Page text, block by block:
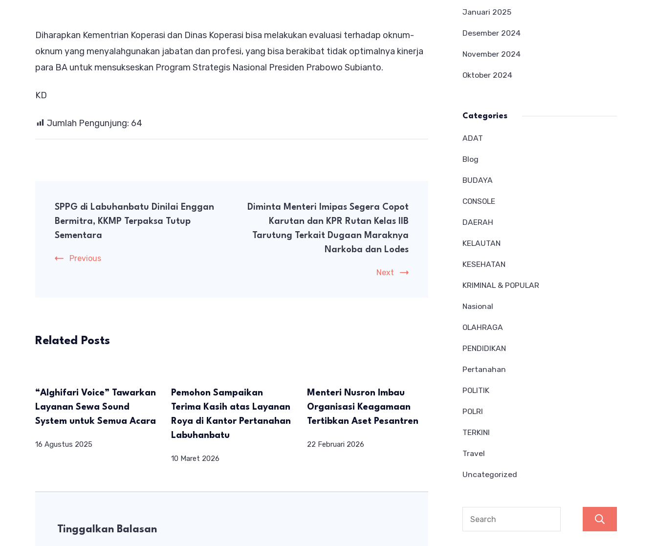
Diharapkan Kementrian Koperasi dan Dinas Koperasi bisa melakukan evaluasi terhadap oknum-
oknum yang menyalahgunakan jabatan dan profesi, yang bisa berakibat tidak optimalnya kinerja
para BA untuk mensukseskan Program Strategis Nasional Presiden Prabowo Subianto.
KD
Jumlah Pengunjung: 64
Navigation
SPPG di Labuhanbatu Dinilai Enggan
Bermitra, KKMP Terpaksa Tutup
Sementara
Previous
Diminta Menteri Imipas Segera Copot
Karutan dan KPR Rutan Kelas IIB
Tarutung Terkait Dugaan Maraknya
Narkoba dan Lodes
Next
Related Posts
“Alghifari Voice” Tawarkan
Layanan Sewa Sound
System untuk Semua Acara
16 Agustus 2025
Pemohon Sampaikan
Terima Kasih atas Layanan
Roya di Kantor Pertanahan
Labuhanbatu
10 Maret 2026
Menteri Nusron Imbau
Organisasi Keagamaan
Tertibkan Aset Pesantren
22 Februari 2026
Tinggalkan Balasan
Januari 2025
Desember 2024
November 2024
Oktober 2024
Categories
ADAT
Blog
BUDAYA
CONSOLE
DAERAH
KELAUTAN
KESEHATAN
KRIMINAL & POPULAR
Nasional
OLAHRAGA
PENDIDIKAN
Pertanahan
POLITIK
POLRI
TERKINI
Travel
Uncategorized